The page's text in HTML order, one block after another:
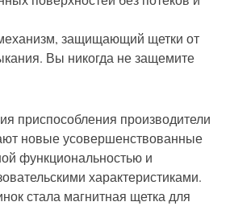
защищающий щетки от
Вы никогда не защемите
приспособления производители
новые усовершенствованные
функциональностью и
характеристиками.
стала магнитная щетка для